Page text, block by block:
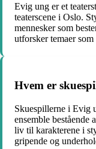
Evig ung er et
teaterscene i Oslo.
mennesker som
utforsker temaer
Hvem er
Skuespillerne i Evig
ensemble
liv til karakterene i
gripende og